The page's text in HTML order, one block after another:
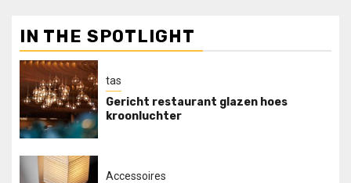
IN THE SPOTLIGHT
tas
Gericht restaurant glazen hoes
kroonluchter
Accessoires